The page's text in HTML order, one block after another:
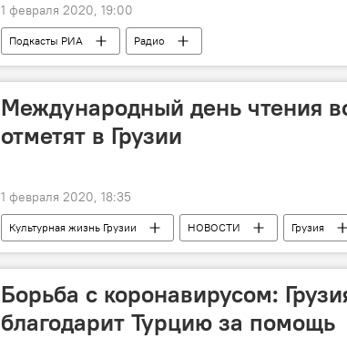
1 февраля 2020, 19:00
Подкасты РИА Радио
Международный день чтения
отметят в Грузии
1 февраля 2020, 18:35
Культурная жизнь Грузии НОВОСТИ Грузия
Книги
Борьба с коронавирусом:
благодарит Турцию за помощь